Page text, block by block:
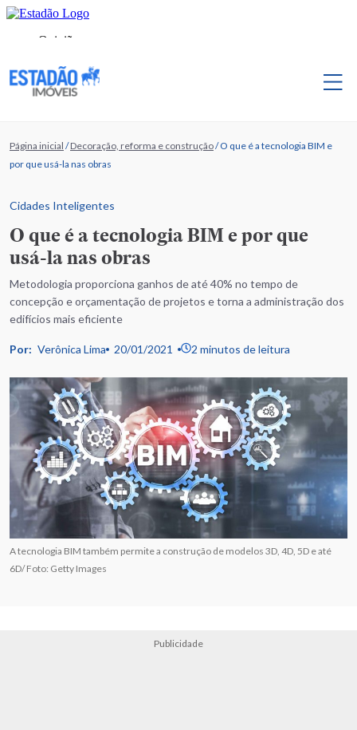
Página inicial /Decoração, reforma e construção/O que é a tecnologia BIM e
por que usá-la nas obras
Cidades Inteligentes
O que é a tecnologia BIM e por que
usá-la nas obras
Metodologia proporciona ganhos de até 40% no tempo de
concepção e orçamentação de projetos e torna a administração dos
edifícios mais eficiente
Por: Verônica Lima 20/01/2021 2 minutos de leitura
A tecnologia BIM também permite a construção de modelos 3D, 4D, 5D e até
6D/ Foto: Getty Images
Publicidade